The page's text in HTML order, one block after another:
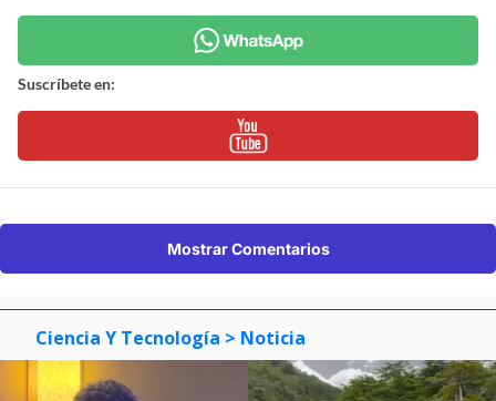
Suscríbete en:
Mostrar Comentarios
Ciencia Y Tecnología > Noticia